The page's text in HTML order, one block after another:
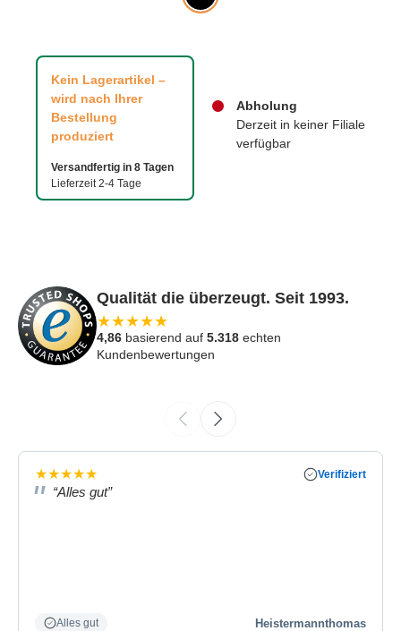
Kein Lagerartikel –
wird nach Ihrer
Bestellung
produziert
Versandfertig in 8 Tagen
Lieferzeit 2-4 Tage
Abholung
Derzeit in keiner Filiale
verfügbar
Qualität die überzeugt. Seit 1993.
★★★★★
4,86 basierend auf 5.318 echten
Kundenbewertungen
★★★★★ Verifiziert
“Alles gut”
Alles gut Heistermannthomas